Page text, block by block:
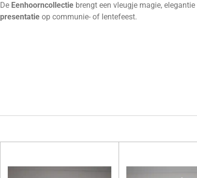
De Eenhoorncollectie brengt een vleugje magie,
presentatie op communie- of lentefeest.